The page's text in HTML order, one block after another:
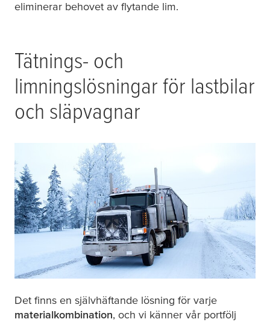
eliminerar behovet av flytande lim.
Tätnings- och
limningslösningar för lastbilar
och släpvagnar
Det finns en självhäftande lösning för varje
materialkombination, och vi känner vår portfölj